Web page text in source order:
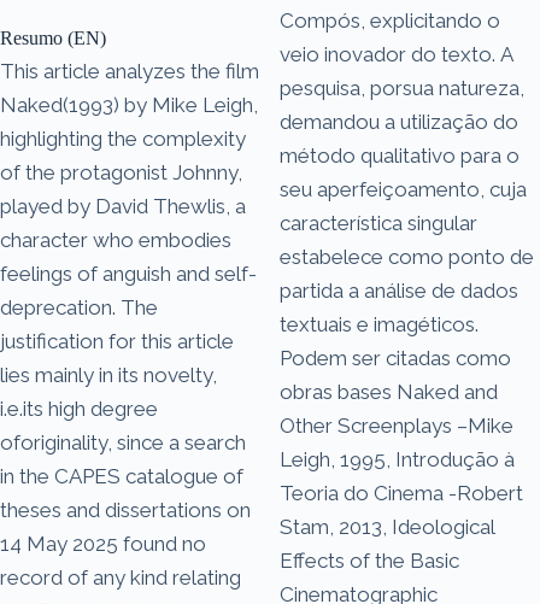
Resumo (EN)
This article analyzes the film
Naked(1993) by Mike Leigh,
highlighting the complexity
of the protagonist Johnny,
played by David Thewlis, a
character who embodies
feelings of anguish and self-
deprecation. The
justification for this article
lies mainly in its novelty,
i.e.its high degree
oforiginality, since a search
in the CAPES catalogue of
theses and dissertations on
14 May 2025 found no
record of any kind relating
Compós, explicitando o
veio inovador do texto. A
pesquisa, porsua natureza,
demandou a utilização do
método qualitativo para o
seu aperfeiçoamento, cuja
característica singular
estabelece como ponto de
partida a análise de dados
textuais e imagéticos.
Podem ser citadas como
obras bases Naked and
Other Screenplays –Mike
Leigh, 1995, Introdução à
Teoria do Cinema -Robert
Stam, 2013, Ideological
Effects of the Basic
Cinematographic